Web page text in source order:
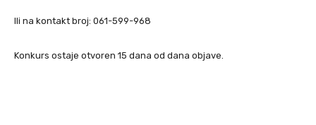
Ili na kontakt broj: 061-599-968
Konkurs ostaje otvoren 15 dana od dana objave.